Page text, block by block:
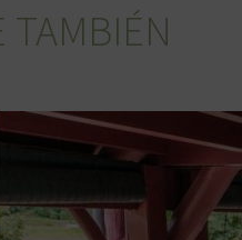
TAMBIÉN